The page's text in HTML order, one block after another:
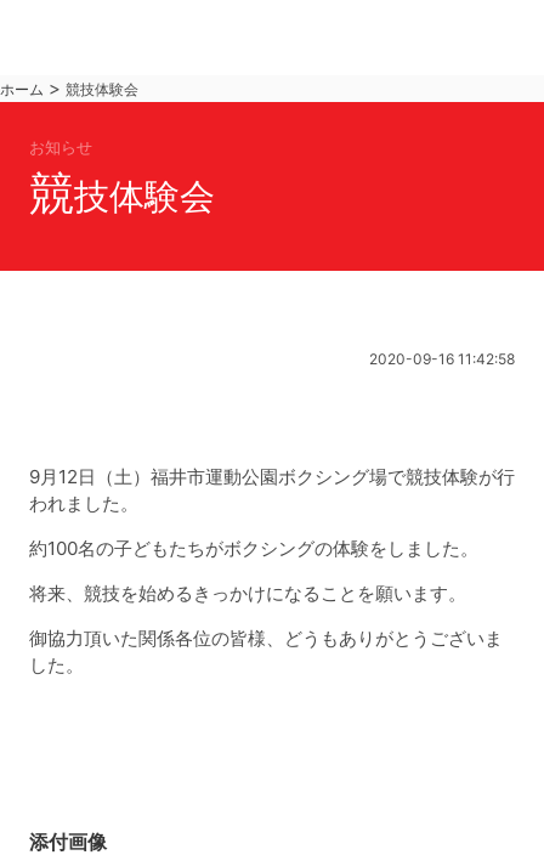
ホーム > 競技体験会
お知らせ
競技体験会
2020-09-16 11:42:58
9月12日（土）福井市運動公園ボクシング場で競技体験が行
われました。
約100名の子どもたちがボクシングの体験をしました。
将来、競技を始めるきっかけになることを願います。
御協力頂いた関係各位の皆様、どうもありがとうございま
した。
添付画像